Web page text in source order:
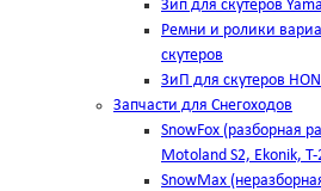
Зип для скутеров
Ремни и ролики
скутеров
ЗиП для скутеров
Запчасти для Снегоходов
SnowFox (разборная
Motoland S2, Ekonik,
SnowMax